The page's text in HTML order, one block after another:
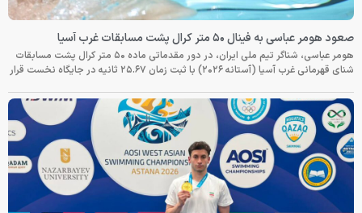
صعود هومر عباسی به فینال ۵۰ متر کرال پشت مسابقات غرب آسیا
هومر عباسی، شناگر تیم ملی ایران، در دور مقدماتی ماده ۵۰ متر کرال پشت مسابقات
شنای قهرمانی غرب آسیا (آستانه ۲۰۲۶) با ثبت زمان ۲۵.۶۷ ثانیه در جایگاه نخست قرار